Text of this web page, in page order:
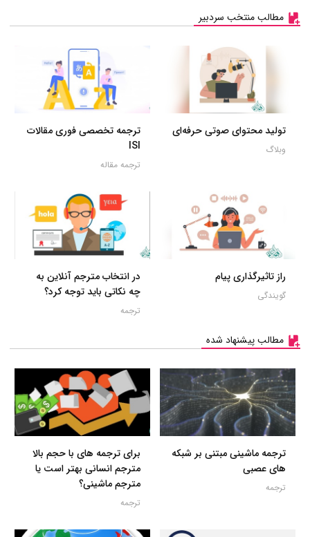
مطالب منتخب سردبیر
تولید محتوای صوتی حرفه‌ای
وبلاگ
ترجمه تخصصی فوری مقالات
ISI
ترجمه مقاله
راز تاثیرگذاری پیام
گویندگی
در انتخاب مترجم آنلاین به
چه نکاتی باید توجه کرد؟
ترجمه
مطالب پیشنهاد شده
ترجمه ماشینی مبتنی بر شبکه
های عصبی
ترجمه
برای ترجمه های با حجم بالا
مترجم انسانی بهتر است یا
مترجم ماشینی؟
ترجمه